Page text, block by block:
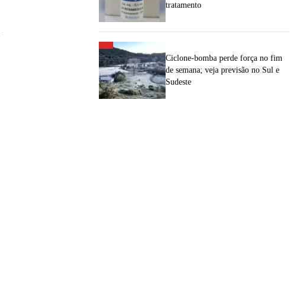
tratamento
Ciclone-bomba perde força no fim
de semana; veja previsão no Sul e
Sudeste